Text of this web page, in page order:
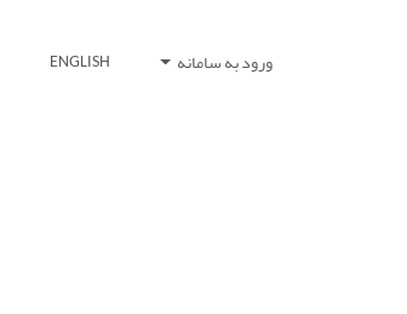
ورود به سامانه ENGLISH